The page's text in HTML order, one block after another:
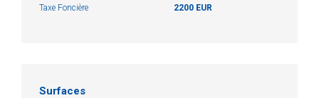
Taxe Foncière 2200 EUR
Surfaces